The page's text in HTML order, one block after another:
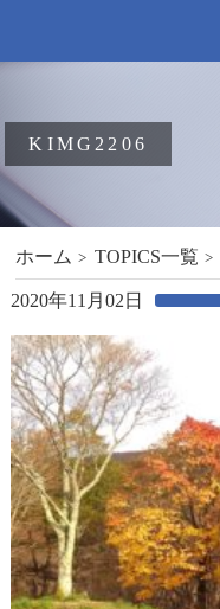
KIMG2206
ホーム TOPICS一覧
2020年11月02日